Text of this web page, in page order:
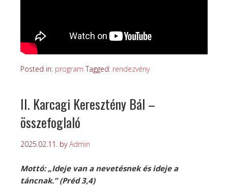
Posted in: program Tagged: rendezvény
II. Karcagi Keresztény Bál –
összefoglaló
2025.02.11. byAdmin
Mottó: „Ideje van a nevetésnek és ideje a
táncnak.” (Préd 3,4)